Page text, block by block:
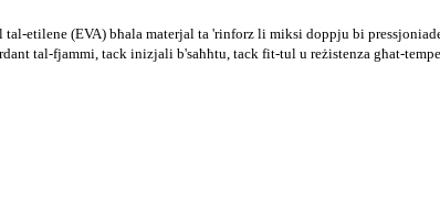
etilene (EVA) bħala materjal ta 'rinforz li miksi doppju bi pressjoni
tal-fjammi, tack inizjali b'saħħtu, tack fit-tul u reżistenza għat-